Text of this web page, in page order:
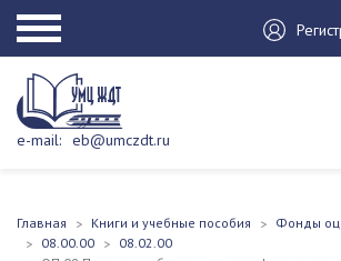
e-mail: eb@umczdt.ru
Главная Книги и учебные пособия
Фонды
08.00.00
08.02.00